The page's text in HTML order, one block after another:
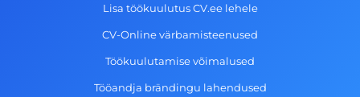
Lisa töökuulutus CV.ee lehele
CV-Online värbamisteenused
Töökuulutamise võimalused
Tööandja brändingu lahendused